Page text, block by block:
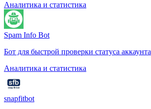
Аналитика и статистика
Spam Info Bot
Бот для быстрой проверки статуса аккаунта
Аналитика и статистика
snapfitbot